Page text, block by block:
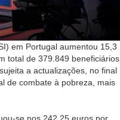
em Portugal aumentou 15,3
total de 379.849 beneficiários.
a actualizações, no final
de combate à pobreza, mais
se nos 242,25 euros por